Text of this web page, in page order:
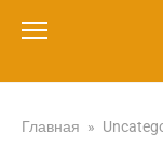
Главная »